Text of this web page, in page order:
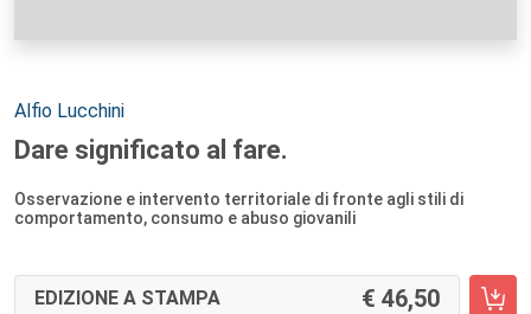
Autori:
Alfio Lucchini
Dare significato al fare.
Osservazione e intervento territoriale di fronte agli stili di
comportamento, consumo e abuso giovanili
EDIZIONE A STAMPA 46,50